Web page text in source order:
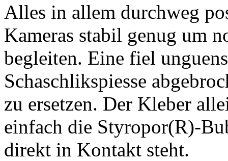
Alles in allem durchweg
Kameras stabil genug um
begleiten. Eine fiel
Schaschlikspiesse
zu ersetzen. Der Kleber
einfach die Styropor(R)-
direkt in Kontakt steht.